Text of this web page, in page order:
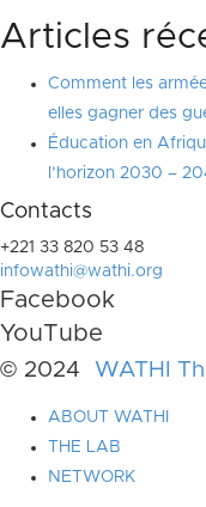
Articles
Comment les
elles gagner des
Éducation en
l’horizon 2030 –
Contacts
+221 33 820 53 48
infowathi@wathi.org
Facebook
YouTube
© 2024 WATHI
ABOUT WATHI
THE LAB
NETWORK